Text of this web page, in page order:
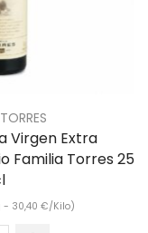
Virgen Extra
Familia Torres 25
- 30,40€/Kilo)